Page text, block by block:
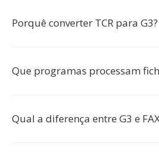
Porquê converter TCR para G3?
Que programas processam
Qual a diferença entre G3 e